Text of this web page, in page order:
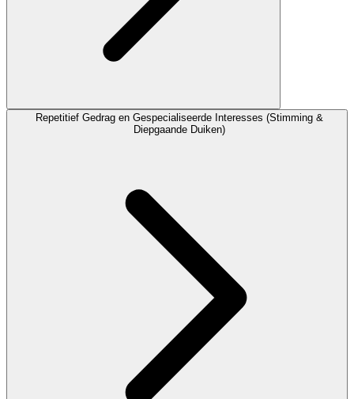
Repetitief Gedrag en Gespecialiseerde Interesses (Stimming &
Diepgaande Duiken)